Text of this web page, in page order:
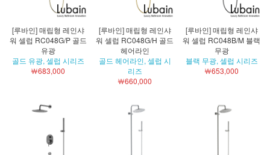
[루바인] 매립형 레인샤
워 셀럽 RC048G/P 골드
유광
골드 유광, 셀럽 시리즈
￦683,000
[루바인] 매립형 레인샤
워 셀럽 RC048G/H 골드
헤어라인
골드 헤어라인, 셀럽 시
리즈
￦660,000
[루바인] 매립형 레인샤
워 셀럽 RC048B/M 블랙
무광
블랙 무광, 셀럽 시리즈
￦653,000